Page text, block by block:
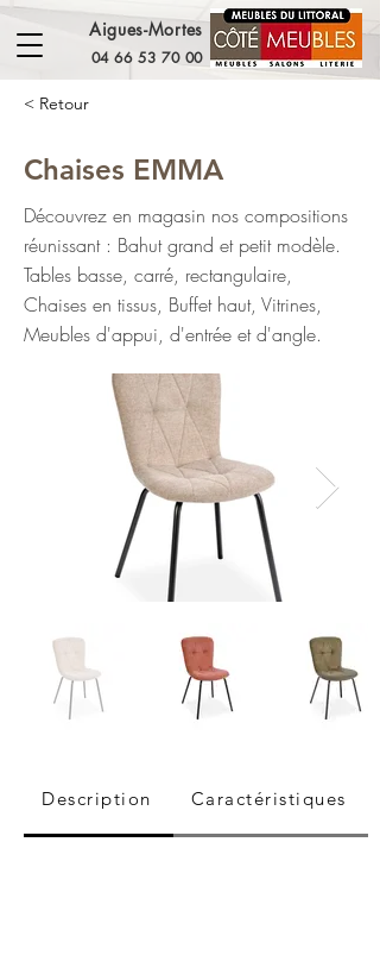
04 66 53 70 00
Aigues-Mortes
< Retour
Chaises EMMA
Découvrez en magasin nos compositions
réunissant : Bahut grand et petit modèle.
Tables basse, carré, rectangulaire,
Chaises en tissus, Buffet haut, Vitrines,
Meubles d'appui, d'entrée et d'angle.
Description Caractéristiques